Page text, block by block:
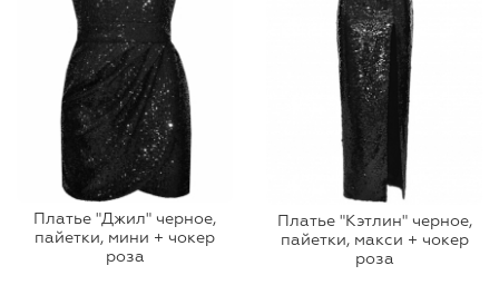
Платье "Джил" черное,
пайетки, мини + чокер
роза
Платье "Кэтлин" черное,
пайетки, макси + чокер
роза